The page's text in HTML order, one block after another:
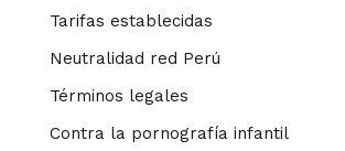
Tarifas establecidas
Neutralidad red Perú
Términos legales
Contra la pornografía infantil